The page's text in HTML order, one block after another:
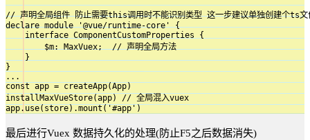
// 声明全局组件 防止需要this调用时不能识别类型 这一步建议单独创建个ts文
declare module '@vue/runtime-core' {
    interface ComponentCustomProperties {
        $m: MaxVuex;  // 声明全局方法
    }
}
...
const app = createApp(App)
installMaxVueStore(app) // 全局混入vuex
最后进行Vuex 数据持久化的处理(防止F5之后数据消失)